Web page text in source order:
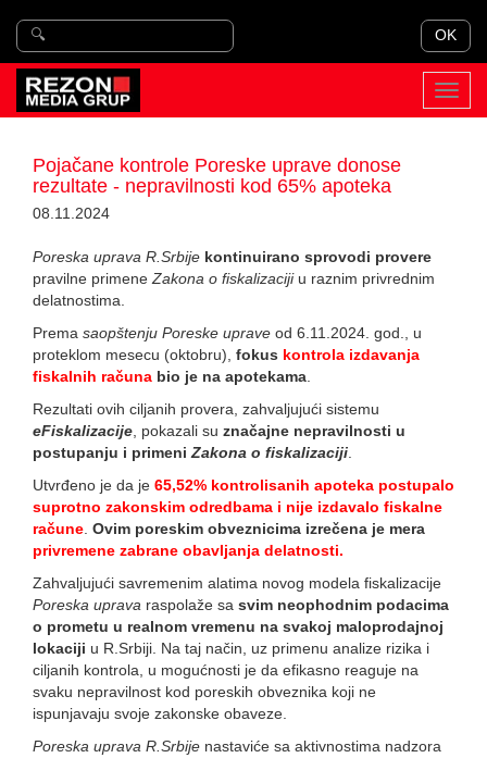
OK
Pojačane kontrole Poreske uprave donose
rezultate - nepravilnosti kod 65% apoteka
08.11.2024
Poreska uprava R.Srbije kontinuirano sprovodi provere
pravilne primene Zakona o fiskalizacijiu raznim privrednim
delatnostima.
Prema saopštenju Poreske uprave od 6.11.2024. god., u
proteklom mesecu (oktobru), fokus kontrola izdavanja
fiskalnih računa bio je na apotekama
Rezultati ovih ciljanih provera, zahvaljujući sistemu
eFiskalizacije , pokazali su značajne nepravilnosti u
postupanju i primeni Zakona o fiskalizaciji
Utvrđeno je da je 65,52% kontrolisanih apoteka postupalo
suprotno zakonskim odredbama i nije izdavalo fiskalne
račune Ovim poreskim obveznicima izrečena je mera
privremene zabrane obavljanja delatnosti.
Zahvaljujući savremenim alatima novog modela fiskalizacije
Poreska uprava raspolaže sa svim neophodnim podacima
o prometu u realnom vremenu na svakoj maloprodajnoj
lokaciji u R.Srbiji. Na taj način, uz primenu analize rizika i
ciljanih kontrola, u mogućnosti je da efikasno reaguje na
svaku nepravilnost kod poreskih obveznika koji ne
ispunjavaju svoje zakonske obaveze.
Poreska uprava R.Srbije nastaviće sa aktivnostima nadzora